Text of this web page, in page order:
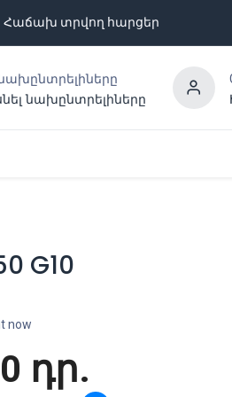
Հաճախ տրվող հարցեր
նախընտրելիները
G10
now
դր.